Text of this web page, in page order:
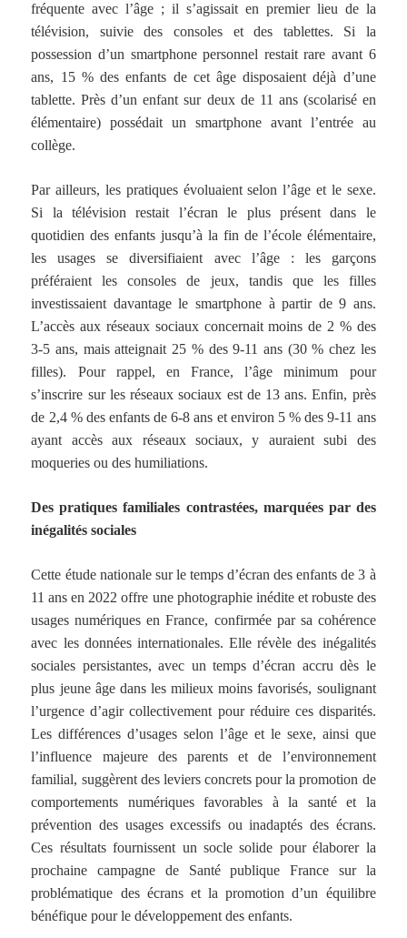
fréquente avec l’âge ; il s’agissait en premier lieu de la
télévision, suivie des consoles et des tablettes. Si la
possession d’un smartphone personnel restait rare avant 6
ans, 15 % des enfants de cet âge disposaient déjà d’une
tablette. Près d’un enfant sur deux de 11 ans (scolarisé en
élémentaire) possédait un smartphone avant l’entrée au
collège.
Par ailleurs, les pratiques évoluaient selon l’âge et le sexe.
Si la télévision restait l’écran le plus présent dans le
quotidien des enfants jusqu’à la fin de l’école élémentaire,
les usages se diversifiaient avec l’âge : les garçons
préféraient les consoles de jeux, tandis que les filles
investissaient davantage le smartphone à partir de 9 ans.
L’accès aux réseaux sociaux concernait moins de 2 % des
3-5 ans, mais atteignait 25 % des 9-11 ans (30 % chez les
filles). Pour rappel, en France, l’âge minimum pour
s’inscrire sur les réseaux sociaux est de 13 ans. Enfin, près
de 2,4 % des enfants de 6-8 ans et environ 5 % des 9-11 ans
ayant accès aux réseaux sociaux, y auraient subi des
moqueries ou des humiliations.
Des pratiques familiales contrastées, marquées par des
inégalités sociales
Cette étude nationale sur le temps d’écran des enfants de 3 à
11 ans en 2022 offre une photographie inédite et robuste des
usages numériques en France, confirmée par sa cohérence
avec les données internationales. Elle révèle des inégalités
sociales persistantes, avec un temps d’écran accru dès le
plus jeune âge dans les milieux moins favorisés, soulignant
l’urgence d’agir collectivement pour réduire ces disparités.
Les différences d’usages selon l’âge et le sexe, ainsi que
l’influence majeure des parents et de l’environnement
familial, suggèrent des leviers concrets pour la promotion de
comportements numériques favorables à la santé et la
prévention des usages excessifs ou inadaptés des écrans.
Ces résultats fournissent un socle solide pour élaborer la
prochaine campagne de Santé publique France sur la
problématique des écrans et la promotion d’un équilibre
bénéfique pour le développement des enfants.